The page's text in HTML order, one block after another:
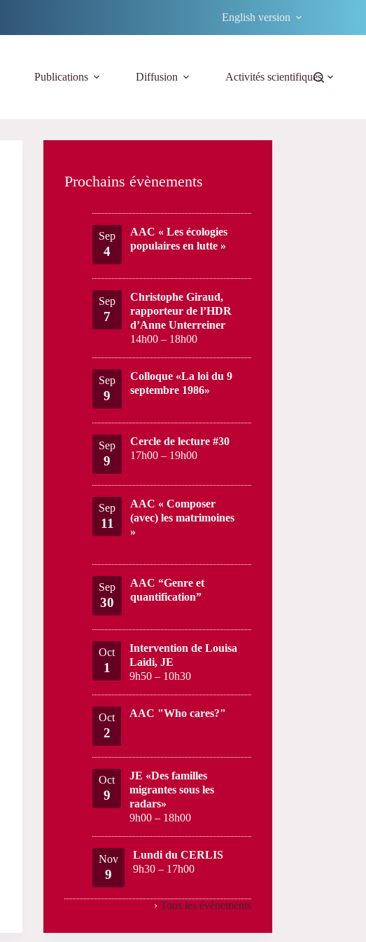
English version
Publications Diffusion Activités scientifiques
Prochains évènements
Sep
4
AAC « Les écologies
populaires en lutte »
Sep
7
Christophe Giraud,
rapporteur de l’HDR
d’Anne Unterreiner
14h00 – 18h00
Sep
9
Colloque «La loi du 9
septembre 1986»
Sep
9
Cercle de lecture #30
17h00 – 19h00
Sep
11
AAC « Composer
(avec) les matrimoines
»
Sep
30
AAC “Genre et
quantification”
Oct
1
Intervention de Louisa
Laidi, JE
9h50 – 10h30
Oct
2
AAC "Who cares?"
Oct
9
JE «Des familles
migrantes sous les
radars»
9h00 – 18h00
Nov
9
Lundi du CERLIS
9h30 – 17h00
› Tous les évènements